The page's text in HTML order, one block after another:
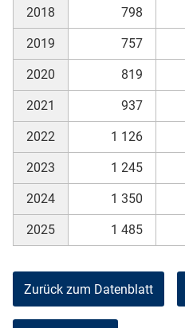
2018 798
2019 757
2020 819
2021 937
2022 1 126
2023 1 245
2024 1 350
2025 1 485
Zurück zum Datenblatt